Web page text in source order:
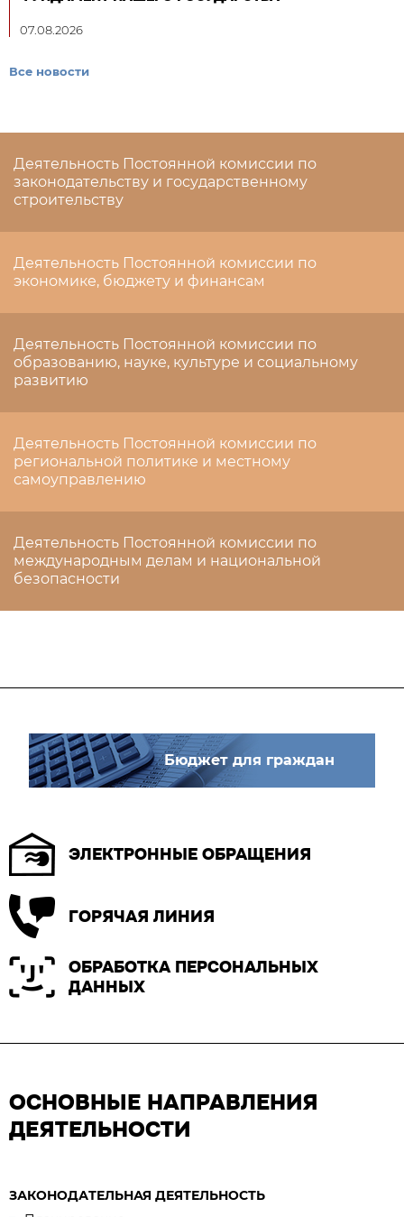
07.08.2026
Все новости
Деятельность Постоянной комиссии по
законодательству и государственному
строительству
Деятельность Постоянной комиссии по
экономике, бюджету и финансам
Деятельность Постоянной комиссии по
образованию, науке, культуре и социальному
развитию
Деятельность Постоянной комиссии по
региональной политике и местному
самоуправлению
Деятельность Постоянной комиссии по
международным делам и национальной
безопасности
Бюджет для граждан
ЭЛЕКТРОННЫЕ ОБРАЩЕНИЯ
ГОРЯЧАЯ ЛИНИЯ
ОБРАБОТКА ПЕРСОНАЛЬНЫХ
ДАННЫХ
ОСНОВНЫЕ НАПРАВЛЕНИЯ
ДЕЯТЕЛЬНОСТИ
ЗАКОНОДАТЕЛЬНАЯ ДЕЯТЕЛЬНОСТЬ